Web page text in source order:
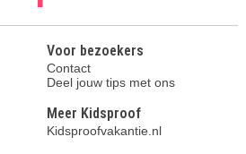
Voor bezoekers
Contact
Deel jouw tips met ons
Meer Kidsproof
Kidsproofvakantie.nl